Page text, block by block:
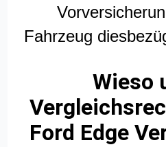
Fahrzeug
Wieso
Ford Edge